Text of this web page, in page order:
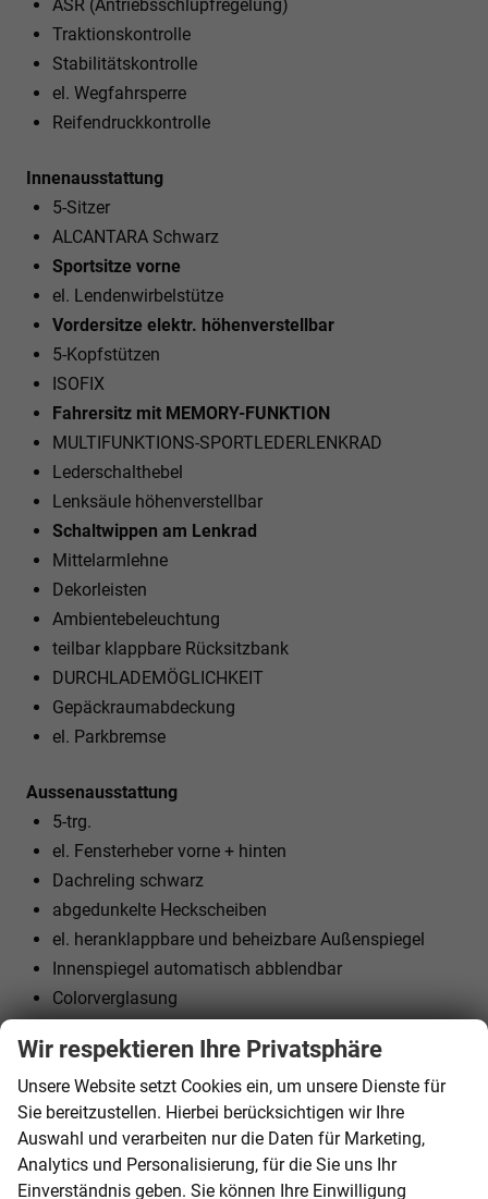
ASR (Antriebsschlupfregelung)
Traktionskontrolle
Stabilitätskontrolle
el. Wegfahrsperre
Reifendruckkontrolle
Innenausstattung
5-Sitzer
ALCANTARA Schwarz
Sportsitze vorne
el. Lendenwirbelstütze
Vordersitze elektr. höhenverstellbar
5-Kopfstützen
ISOFIX
Fahrersitz mit MEMORY-FUNKTION
MULTIFUNKTIONS-SPORTLEDERLENKRAD
Lederschalthebel
Lenksäule höhenverstellbar
Schaltwippen am Lenkrad
Mittelarmlehne
Dekorleisten
Ambientebeleuchtung
teilbar klappbare Rücksitzbank
DURCHLADEMÖGLICHKEIT
Gepäckraumabdeckung
el. Parkbremse
Aussenausstattung
5-trg.
el. Fensterheber vorne + hinten
Dachreling schwarz
abgedunkelte Heckscheiben
el. heranklappbare und beheizbare Außenspiegel
Innenspiegel automatisch abblendbar
Colorverglasung
SoftClose
Licht und Sicht
LED-SCHEINWERFER (VOLL)
Adaptives Kurvenlicht
Wir respektieren Ihre Privatsphäre
Unsere Website setzt Cookies ein, um unsere Dienste für
Sie bereitzustellen. Hierbei berücksichtigen wir Ihre
Auswahl und verarbeiten nur die Daten für Marketing,
Analytics und Personalisierung, für die Sie uns Ihr
Einverständnis geben. Sie können Ihre Einwilligung